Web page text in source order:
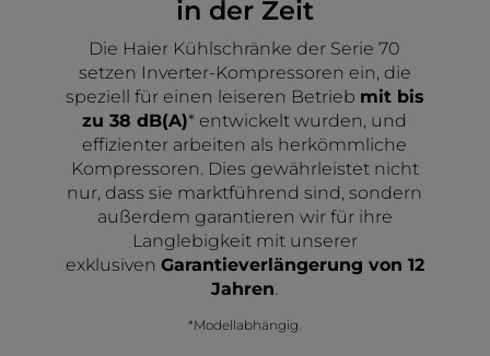
in der Zeit
Die Haier Kühlschränke der Serie 70
setzen Inverter-Kompressoren ein, die
speziell für einen leiseren Betrieb mit bis
zu 38 dB(A)* entwickelt wurden, und
effizienter arbeiten als herkömmliche
Kompressoren. Dies gewährleistet nicht
nur, dass sie marktführend sind, sondern
außerdem garantieren wir für ihre
Langlebigkeit mit unserer
exklusiven Garantieverlängerung von 12
Jahren
*Modellabhängig.